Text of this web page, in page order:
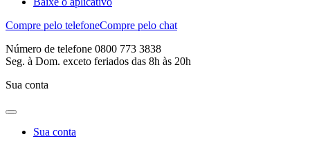
Compre pelo telefoneCompre pelo chat
Número de telefone 0800 773 3838
Seg. à Dom. exceto feriados das 8h às 20h
Sua conta
Sua conta